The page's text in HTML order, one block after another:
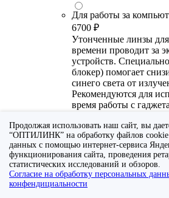
Для работы за
6700 ₽
Утонченные линзы
времени проводит за
устройств.
блокер) помогает
синего света от
Рекомендуются для
время работы с
производства
Для работы за
20300 ₽
Универсальные
тех, кто много
Продолжая использовать наш сайт, вы
“ОПТИЛИНК” на обработку файлов cookie
данных с помощью интернет-сервиса
функционирования сайта, проведения
статистических исследований и обзоров.
Согласие на обработку персональных
конфендициальности